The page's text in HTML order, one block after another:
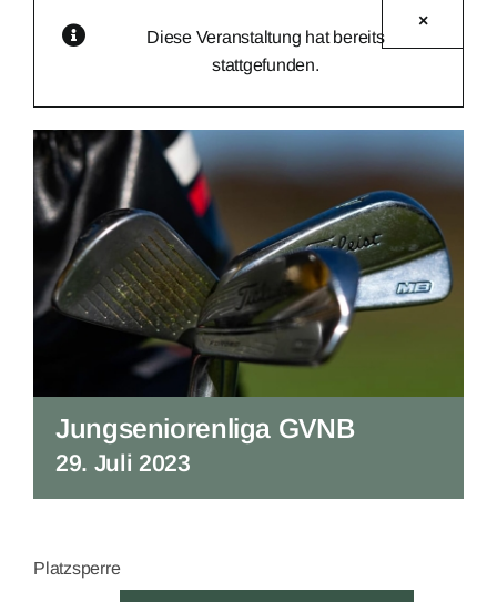
Diese Veranstaltung hat bereits
stattgefunden.
×
Jungseniorenliga GVNB
29. Juli 2023
Platzsperre